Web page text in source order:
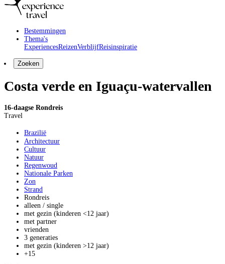
Bestemmingen
Thema's
ExperiencesReizenVerblijfReisinspiratie
Zoeken
Costa verde en Iguaçu-watervallen
16-daagse Rondreis
Travel
Brazilië
Architectuur
Cultuur
Natuur
Regenwoud
Nationale Parken
Zon
Strand
Rondreis
alleen / single
met gezin (kinderen <12 jaar)
met partner
vrienden
3 generaties
met gezin (kinderen >12 jaar)
+15